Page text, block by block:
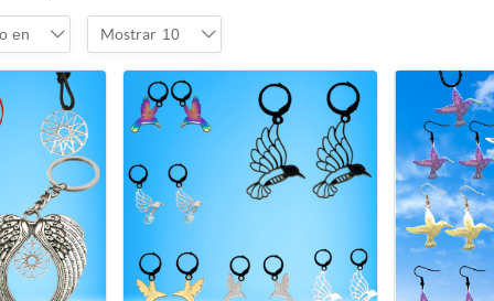
en Mostrar 10